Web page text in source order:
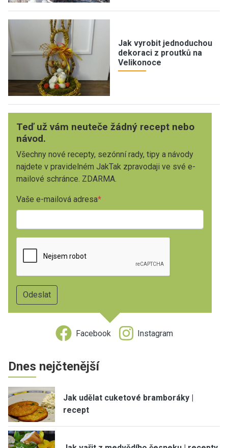
Jak vyrobit jednoduchou
dekoraci z proutků na
Velikonoce
Teď už vám neuteče žádný recept nebo
návod.
Všechny nové recepty, sezónní rady, tipy a návody
najdete v pravidelném JakTak zpravodaji ve své e-
mailové schránce. ZDARMA.
Vaše e-mailová adresa
Facebook Instagram
Dnes nejčtenější
Jak udělat cuketové bramboráky |
recept